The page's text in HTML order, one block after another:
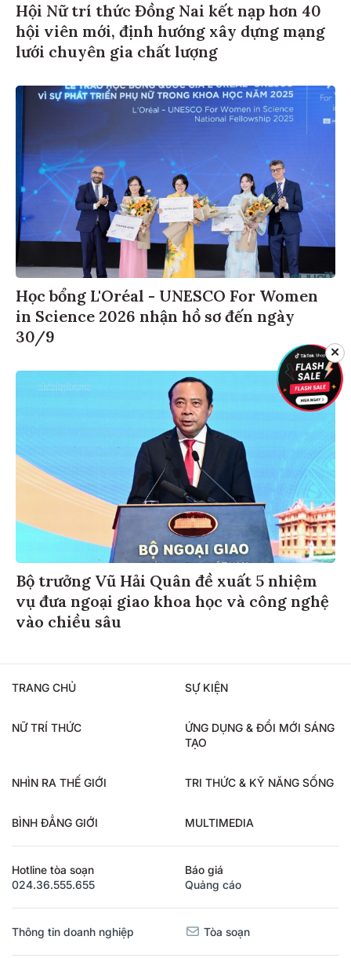
Hội Nữ trí thức Đồng Nai kết nạp hơn 40
hội viên mới, định hướng xây dựng mạng
lưới chuyên gia chất lượng
Học bổng L'Oréal - UNESCO For Women
in Science 2026 nhận hồ sơ đến ngày
30/9
Bộ trưởng Vũ Hải Quân đề xuất 5 nhiệm
vụ đưa ngoại giao khoa học và công nghệ
vào chiều sâu
TRANG CHỦ SỰ KIỆN
NỮ TRÍ THỨC
ỨNG DỤNG & ĐỔI MỚI SÁNG
TẠO
NHÌN RA THẾ GIỚI TRI THỨC & KỸ NĂNG SỐNG
BÌNH ĐẲNG GIỚI MULTIMEDIA
Hotline tòa soạn
024.36.555.655
Báo giá
Quảng cáo
Thông tin doanh nghiệp Tòa soạn
✕